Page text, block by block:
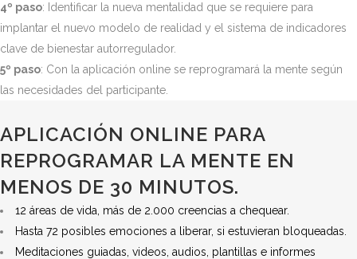
4º paso: Identificar la nueva mentalidad que se requiere para
implantar el nuevo modelo de realidad y el sistema de indicadores
clave de bienestar autorregulador.
5º paso: Con la aplicación online se reprogramará la mente según
las necesidades del participante.
APLICACIÓN ONLINE PARA
REPROGRAMAR LA MENTE EN
MENOS DE 30 MINUTOS.
12 áreas de vida, más de 2.000 creencias a chequear.
Hasta 72 posibles emociones a liberar, si estuvieran bloqueadas.
Meditaciones guiadas, videos, audios, plantillas e informes